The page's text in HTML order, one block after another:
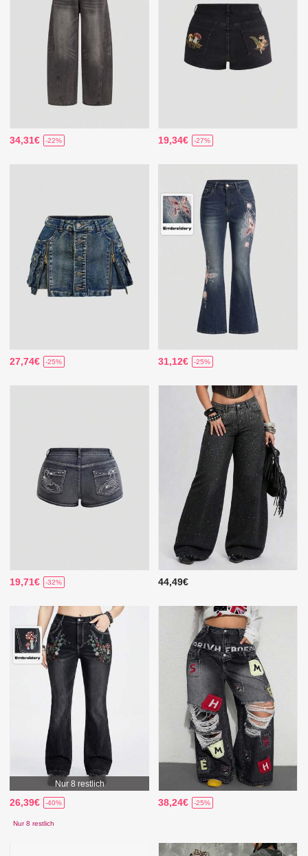
34,31€ -22% 19,34€ -27%
27,74€ -25% 31,12€ -25%
19,71€ -32% 44,49€
Nur 8 restlich
26,39€ -40%
Nur 8 restlich
38,24€ -25%